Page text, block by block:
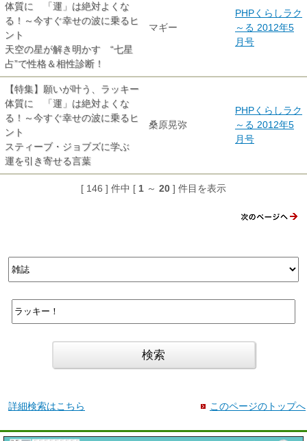
体質に 「運」は絶対よくな
る！～今すぐ幸せの波に乗るヒ
ント
天空の星が解き明かす “七星
占”で性格＆相性診断！
マギー
PHPくらしラク
～る 2012年5
月号
【特集】願いが叶う、ラッキー
体質に 「運」は絶対よくな
る！～今すぐ幸せの波に乗るヒ
ント
スティーブ・ジョブズに学ぶ
運を引き寄せる言葉
桑原晃弥
PHPくらしラク
～る 2012年5
月号
[ 146 ] 件中 [ 1 ～ 20 ] 件目を表示
詳細検索はこちら このページのトップへ